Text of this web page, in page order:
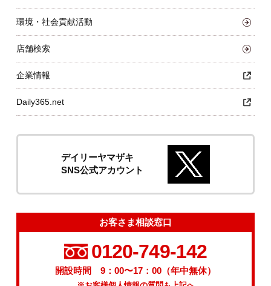
環境・社会貢献活動
店舗検索
企業情報
Daily365.net
デイリーヤマザキ
SNS公式アカウント
お客さま相談窓口
0120-749-142
開設時間 9：00〜17：00（年中無休）